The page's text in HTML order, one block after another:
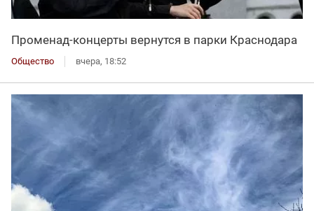
Променад-концерты вернутся в парки Краснодара
Общество вчера, 18:52